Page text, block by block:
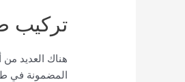
تركيب
هناك العديد من
المضمونة في